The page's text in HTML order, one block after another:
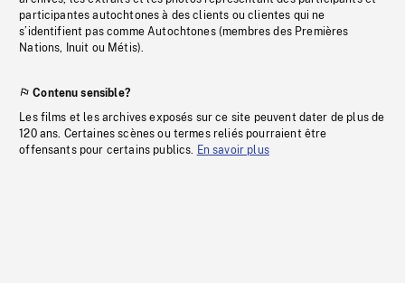
participantes autochtones à des clients ou clientes qui ne
s’identifient pas comme Autochtones (membres des Premières
Nations, Inuit ou Métis).
Contenu sensible?
Les films et les archives exposés sur ce site peuvent dater de plus de
120 ans. Certaines scènes ou termes reliés pourraient être
offensants pour certains publics. En savoir plus